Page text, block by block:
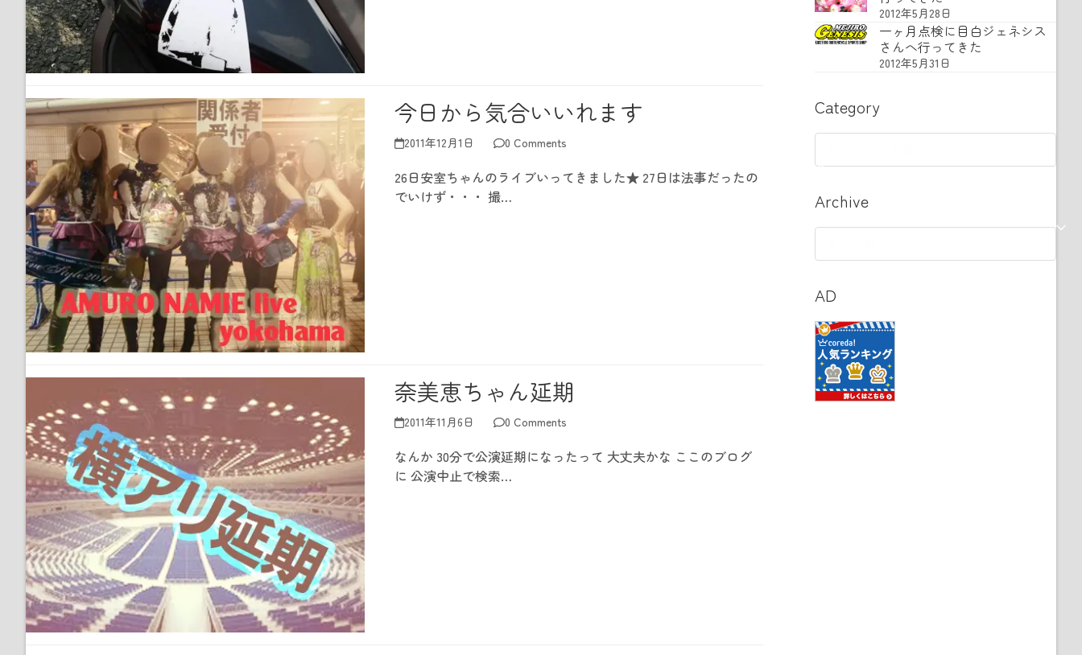
今日から気合いいれます
2011年12月1日 0 Comments
26日安室ちゃんのライブいってきました★ 27日は法事だったの
でいけず・・・ 撮…
奈美恵ちゃん延期
2011年11月6日 0 Comments
なんか 30分で公演延期になったって 大丈夫かな ここのブログ
に 公演中止で検索…
2012年5月28日
一ヶ月点検に目白ジェネシス
さんへ行ってきた
2012年5月31日
Category
Archive
AD